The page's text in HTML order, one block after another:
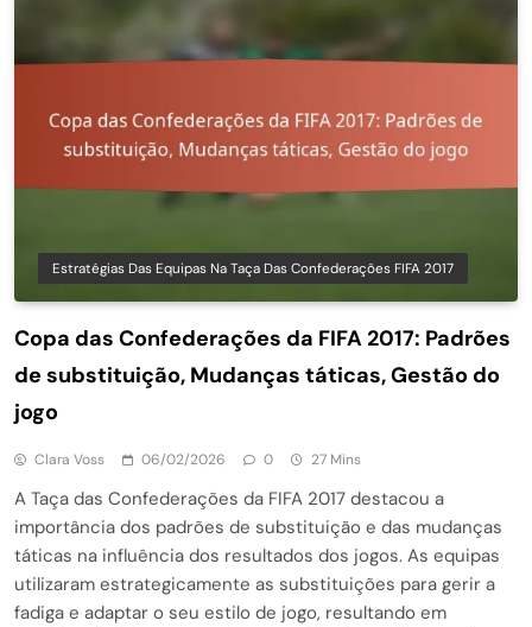
Estratégias Das Equipas Na Taça Das Confederações FIFA 2017
Copa das Confederações da FIFA 2017: Padrões
de substituição, Mudanças táticas, Gestão do
jogo
Clara Voss 06/02/2026 0 27 Mins
A Taça das Confederações da FIFA 2017 destacou a
importância dos padrões de substituição e das mudanças
táticas na influência dos resultados dos jogos. As equipas
utilizaram estrategicamente as substituições para gerir a
fadiga e adaptar o seu estilo de jogo, resultando em